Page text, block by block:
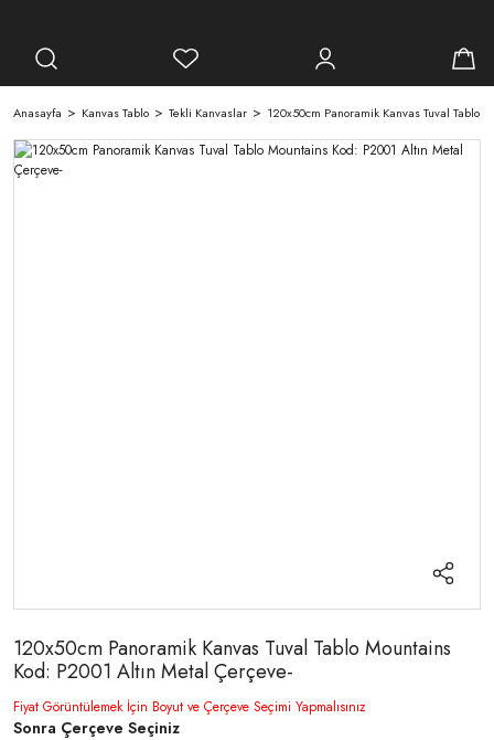
Anasayfa Kanvas Tablo Tekli Kanvaslar 120x50cm Panoramik Kanvas Tuval Tablo
120x50cm Panoramik Kanvas Tuval Tablo Mountains
Kod: P2001 Altın Metal Çerçeve-
Fiyat Görüntülemek İçin Boyut ve Çerçeve Seçimi Yapmalısınız
Sonra Çerçeve Seçiniz